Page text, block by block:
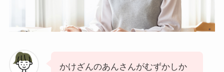
かけざんのあんさんがむずかしか